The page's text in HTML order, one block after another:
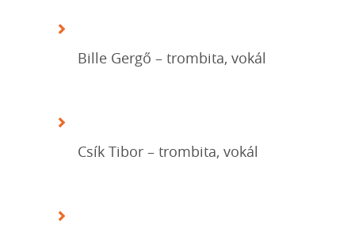
Bille Gergő – trombita, vokál
Csík Tibor – trombita, vokál